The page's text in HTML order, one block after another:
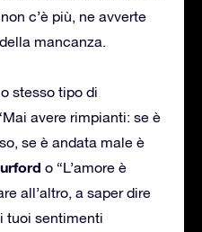
c’è più, ne avverte
mancanza.
stesso tipo di
avere rimpianti: se è
se è andata male è
o “L’amore è
all’altro, a saper dire
tuoi sentimenti